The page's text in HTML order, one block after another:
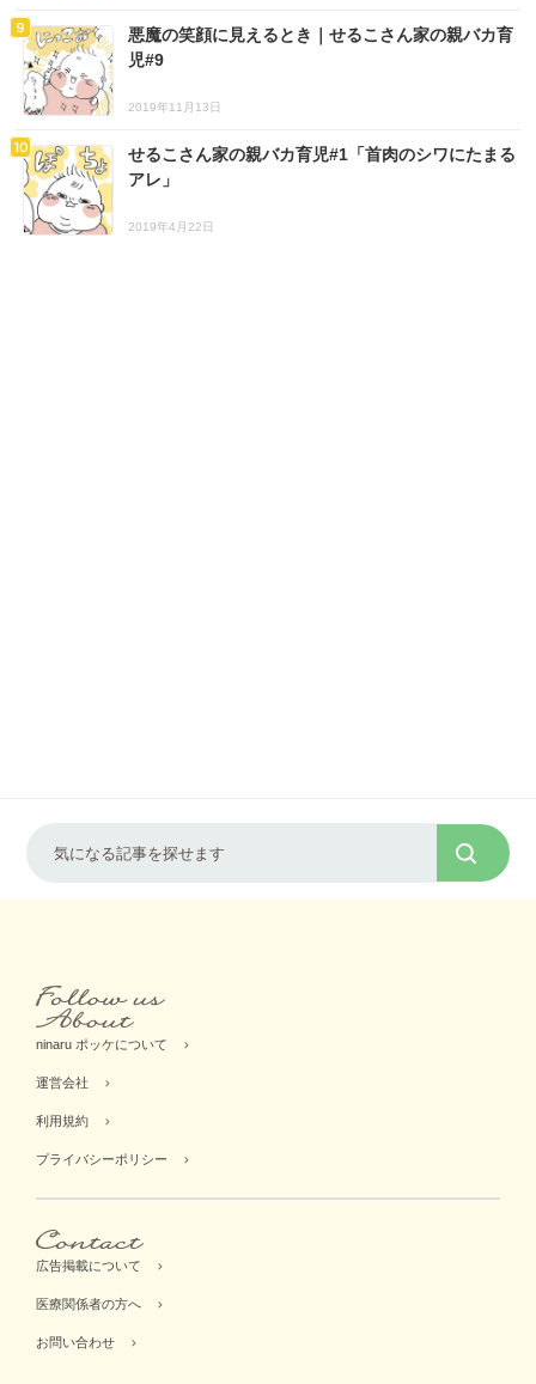
悪魔の笑顔に見えるとき｜せるこさん家の親バカ育
児#9
2019年11月13日
せるこさん家の親バカ育児#1「首肉のシワにたまる
アレ」
2019年4月22日
ninaru ポッケについて
運営会社
利用規約
プライバシーポリシー
広告掲載について
医療関係者の方へ
お問い合わせ